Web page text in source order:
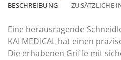
BESCHREIBUNG ZUSÄTZLICHE
Eine herausragende
KAI MEDICAL hat einen
Die erhabenen Griffe mit